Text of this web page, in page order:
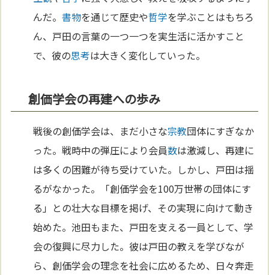
んだ。書物を通じて歴史や哲学を学ぶことはもちろ
ん、戸田の言葉の一つ一つを実生活に活かすこと
で、彼の思考は大きく変化していった。
創価学会の再建への歩み
戦後の創価学会は、まだ小さな宗教団体にすぎなか
った。戦時中の弾圧により会員数は激減し、再建に
は多くの困難が待ち受けていた。しかし、戸田は揺
るがなかった。「創価学会を100万世帯の団体にす
る」との壮大な目標を掲げ、その実現に向けて動き
始めた。池田もまた、戸田を支える一員として、学
会の復興に尽力した。彼は戸田の教えを学びなが
ら、創価学会の理念を社会に広めるため、日々奔走